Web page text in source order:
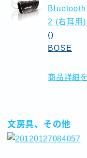
2 (右耳用)
()
BOSE
商品詳細
文房具、その他